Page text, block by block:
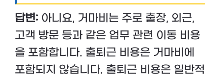
답변: 아니요, 거마비는 주로 출장, 외근,
고객 방문 등과 같은 업무 관련 이동 비용
을 포함합니다. 출퇴근 비용은 거마비에
포함되지 않습니다. 출퇴근 비용은 일반적